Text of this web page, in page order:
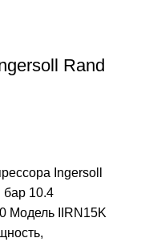
Rand
Ingersoll
10.4
Модель IIRN15K